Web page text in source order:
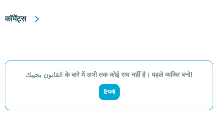
कॉमेंट्स
القانون بجيبك के बारे में अभी तक कोई राय नहीं है। पहले व्यक्ति बनो!
टिप्पणी